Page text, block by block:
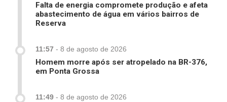
Falta de energia compromete produção e afeta
abastecimento de água em vários bairros de
Reserva
11:57 - 8 de agosto de 2026
Homem morre após ser atropelado na BR-376,
em Ponta Grossa
11:49 - 8 de agosto de 2026